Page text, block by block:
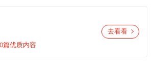
篇优质内容
去看看